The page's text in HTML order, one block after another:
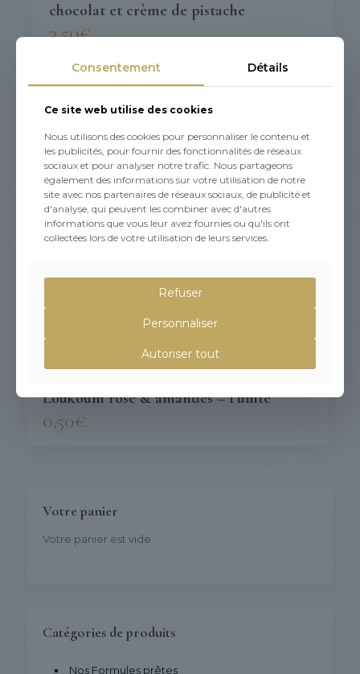
chocolat et crème de pistache
3,50€
Loukoum rose & amandes – l’unité
0,50€
Votre panier
Votre panier est vide.
Catégories de produits
Nos Formules prêtes
Consentement Détails
Ce site web utilise des cookies
Nous utilisons des cookies pour personnaliser le contenu et
les publicités, pour fournir des fonctionnalités de réseaux
sociaux et pour analyser notre trafic. Nous partageons
également des informations sur votre utilisation de notre
site avec nos partenaires de réseaux sociaux, de publicité et
d'analyse, qui peuvent les combiner avec d'autres
informations que vous leur avez fournies ou qu'ils ont
collectées lors de votre utilisation de leurs services.
Refuser
Personnaliser
Autoriser tout